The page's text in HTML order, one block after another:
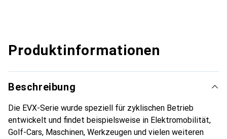
Produktinformationen
Beschreibung
Die EVX-Serie wurde speziell für zyklischen Betrieb
entwickelt und findet beispielsweise in Elektromobilität,
Golf-Cars, Maschinen, Werkzeugen und vielen weiteren